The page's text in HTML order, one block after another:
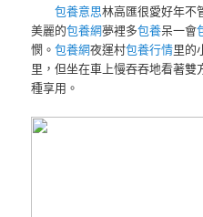
包養意思林高匯很愛好年不
美麗的包養網夢裡多包養呆一會
憫。包養網夜運村包養行情里的
里，但坐在車上慢吞吞地看著
種享用。